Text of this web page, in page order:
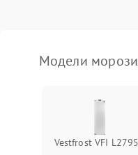
Модели
Vestfrost VFI